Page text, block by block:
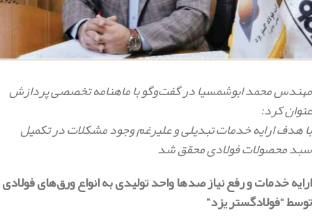
مهندس محمد ابوشمسیا در گفت‌و‌گو با ماهنامه تخصصی پردازش
عنوان کرد:
با هدف ارایه خدمات تبدیلی و علیرغم وجود مشکلات در تکمیل
سبد محصولات فولادی محقق شد
ارایه خدمات و رفع نیاز صدها واحد تولیدی به انواع ورق‌های فولادی
توسط “فولادگستر یزد”